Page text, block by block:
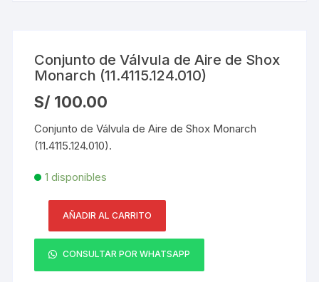
Conjunto de Válvula de Aire de Shox
Monarch (11.4115.124.010)
S/ 100.00
Conjunto de Válvula de Aire de Shox Monarch
(11.4115.124.010).
1 disponibles
Conjunto
de
Válvula
de
AÑADIR AL CARRITO
CONSULTAR POR WHATSAPP